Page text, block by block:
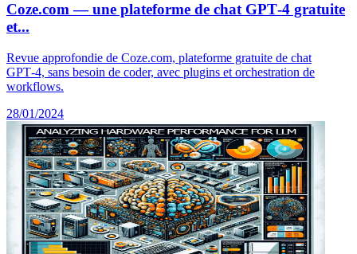
Coze.com — une plateforme de chat GPT‑4 gratuite
et...
Revue approfondie de Coze.com, plateforme gratuite de chat
GPT‑4, sans besoin de coder, avec plugins et orchestration de
workflows.
28/01/2024